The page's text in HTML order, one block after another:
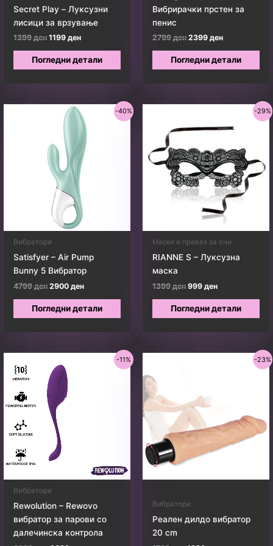
Secret Play – Луксузни
лисици за врзување
1399ден Original
was:
1399 ден.
1199денCurrent
is:
1199 ден.
Погледни детали
Вибрирачки прстен за
пенис
2799ден Original
was:
2799 ден.
2399денCurrent
is:
Погледни детали
-40%
Вибратори
Satisfyer – Air Pump
Bunny 5 Вибратор
4799ден Original
was:
4799 ден.
2900денCurrent
is:
Погледни детали
-29%
Маски и превез за очи
RIANNE S – Луксузна
маска
1399ден Original
was:
1399 ден.
999денCurrent
is:
999 ден.
Погледни детали
-11%
Вибратори
Rewolution – Rewovo
вибратор за парови со
далечинска контрола
-23%
Вибратори
Реален дилдо вибратор
20 cm